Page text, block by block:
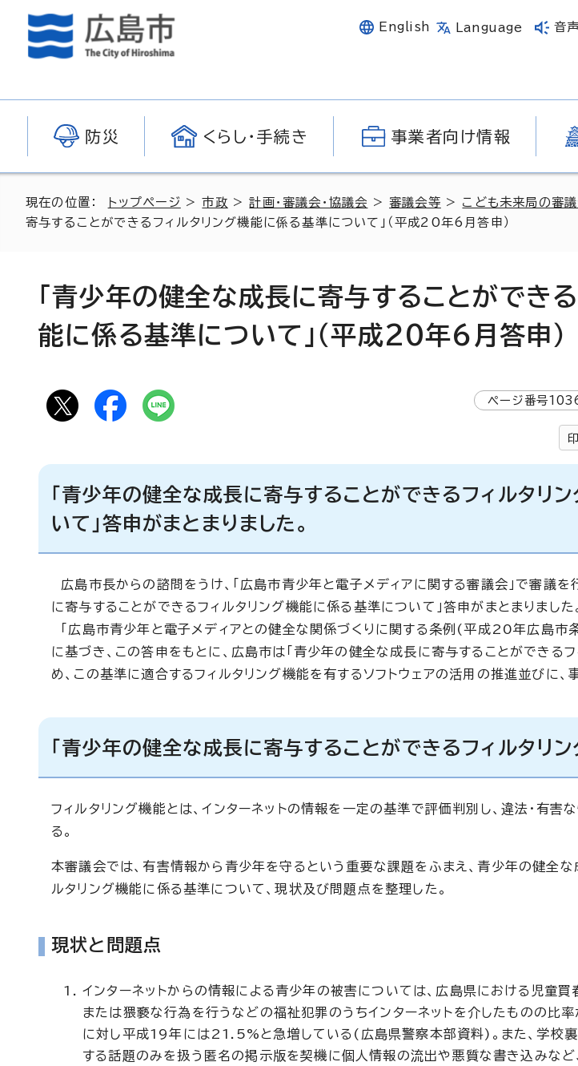
English Language 音
防災 くらし・手続き 事業者向け情報
現在の位置： トップページ >市政 >計画・審議会・協議会 >審議会等 > こども未来局の審
寄与することができるフィルタリング機能に係る基準について」（平成20年6月答申）
「青少年の健全な成長に寄与することができ
能に係る基準について」（平成20年6月答申）
ページ番号
「青少年の健全な成長に寄与することができるフィルタリ
いて」答申がまとまりました。
広島市長からの諮問をうけ、「広島市青少年と電子メディアに関する審議会」で審議を
に寄与することができるフィルタリング機能に係る基準について」答申がまとまりました
「広島市青少年と電子メディアとの健全な関係づくりに関する条例(平成20年広島
に基づき、この答申をもとに、広島市は「青少年の健全な成長に寄与することができる
め、この基準に適合するフィルタリング機能を有するソフトウェアの活用の推進並びに、
「青少年の健全な成長に寄与することができるフィルタリ
フィルタリング機能とは、インターネットの情報を一定の基準で評価判別し、違法・有
る。
本審議会では、有害情報から青少年を守るという重要な課題をふまえ、青少年の健全な
ルタリング機能に係る基準について、現状及び問題点を整理した。
現状と問題点
インターネットからの情報による青少年の被害については、広島県における児童
または猥褻な行為を行うなどの福祉犯罪のうちインターネットを介したものの比
に対し平成19年には21.5%と急増している(広島県警察本部資料)。また、学校裏
する話題のみを扱う匿名の掲示版を契機に個人情報の流出や悪質な書き込みなど